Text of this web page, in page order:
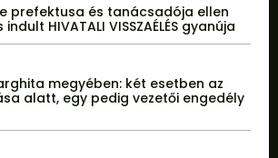
prefektusa és tanácsadója ellen
HIVATALI VISSZAÉLÉS gyanúja
megyében: két esetben az
alatt, egy pedig vezetői engedély